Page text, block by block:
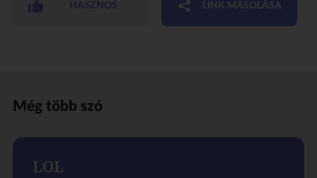
HASZNOS LINK MÁSOLÁSA
Még több szó
LOL